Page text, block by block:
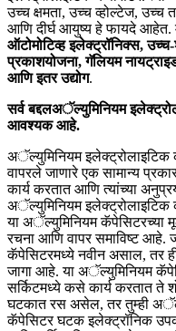
उच्च क्षमता, उच्च व्होल्टेज, उच्च
आणि दीर्घ आयुष्य हे फायदे आहेत.
ऑटोमोटिव्ह इलेक्ट्रॉनिक्स, उच्च-
प्रकाशयोजना, गॅलियम
आणि इतर उद्योग.
सर्व बद्दलअॅल्युमिनियम
आवश्यक आहे.
अॅल्युमिनियम इलेक्ट्रोलाइटिक
वापरले जाणारे एक सामान्य
कार्य करतात आणि त्यांच्या
अॅल्युमिनियम इलेक्ट्रोलाइटिक
या अॅल्युमिनियम कॅपेसिटरच्या
रचना आणि वापर समाविष्ट
कॅपेसिटरमध्ये नवीन असाल, तर
जागा आहे. या अॅल्युमिनियम
सर्किटमध्ये कसे कार्य करतात ते
घटकात रस असेल, तर तुम्ही
कॅपेसिटर घटक इलेक्ट्रॉनिक